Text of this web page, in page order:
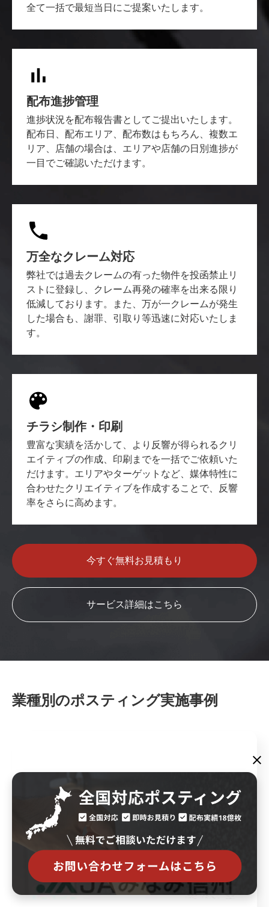
全て一括で最短当日にご提案いたします。
配布進捗管理
進捗状況を配布報告書としてご提出いたします。
配布日、配布エリア、配布数はもちろん、複数エ
リア、店舗の場合は、エリアや店舗の日別進捗が
一目でご確認いただけます。
万全なクレーム対応
弊社では過去クレームの有った物件を投函禁止リ
ストに登録し、クレーム再発の確率を出来る限り
低減しております。また、万が一クレームが発生
した場合も、謝罪、引取り等迅速に対応いたしま
す。
チラシ制作・印刷
豊富な実績を活かして、より反響が得られるクリ
エイティブの作成、印刷までを一括でご依頼いた
だけます。エリアやターゲットなど、媒体特性に
合わせたクリエイティブを作成することで、反響
率をさらに高めます。
今すぐ無料お見積もり
サービス詳細はこちら
業種別のポスティング実施事例